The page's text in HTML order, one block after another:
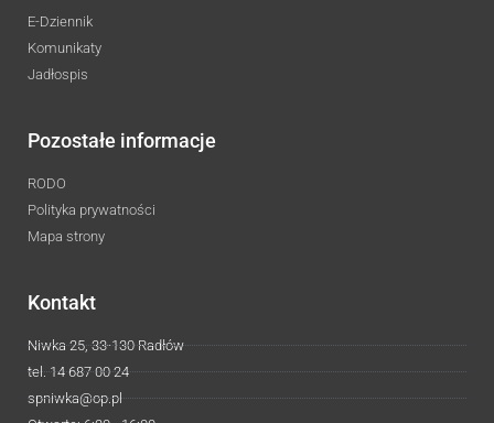
E-Dziennik
Komunikaty
Jadłospis
Pozostałe informacje
RODO
Polityka prywatności
Mapa strony
Kontakt
Niwka 25, 33-130 Radłów
tel. 14 687 00 24
spniwka@op.pl